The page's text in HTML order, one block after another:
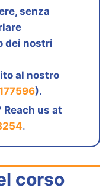
senza
dei nostri
al nostro
).
us at
.
corso